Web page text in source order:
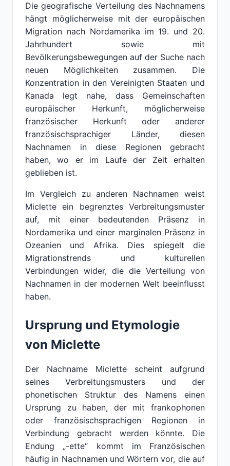
Die geografische Verteilung des Nachnamens
hängt möglicherweise mit der europäischen
Migration nach Nordamerika im 19. und 20.
Jahrhundert sowie mit
Bevölkerungsbewegungen auf der Suche nach
neuen Möglichkeiten zusammen. Die
Konzentration in den Vereinigten Staaten und
Kanada legt nahe, dass Gemeinschaften
europäischer Herkunft, möglicherweise
französischer Herkunft oder anderer
französischsprachiger Länder, diesen
Nachnamen in diese Regionen gebracht
haben, wo er im Laufe der Zeit erhalten
geblieben ist.
Im Vergleich zu anderen Nachnamen weist
Miclette ein begrenztes Verbreitungsmuster
auf, mit einer bedeutenden Präsenz in
Nordamerika und einer marginalen Präsenz in
Ozeanien und Afrika. Dies spiegelt die
Migrationstrends und kulturellen
Verbindungen wider, die die Verteilung von
Nachnamen in der modernen Welt beeinflusst
haben.
Ursprung und Etymologie
von Miclette
Der Nachname Miclette scheint aufgrund
seines Verbreitungsmusters und der
phonetischen Struktur des Namens einen
Ursprung zu haben, der mit frankophonen
oder französischsprachigen Regionen in
Verbindung gebracht werden könnte. Die
Endung „-ette“ kommt im Französischen
häufig in Nachnamen und Wörtern vor, die auf